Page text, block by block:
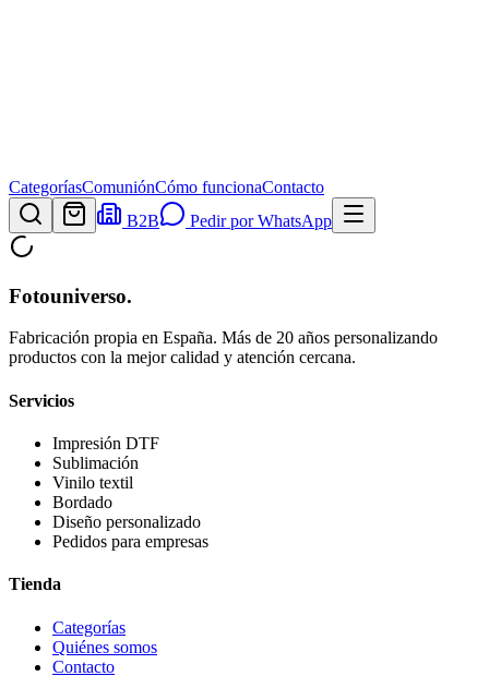
CategoríasComuniónCómo funcionaContacto
B2B
Pedir por WhatsApp
Fotouniverso.
Fabricación propia en España. Más de 20 años personalizando
productos con la mejor calidad y atención cercana.
Servicios
Impresión DTF
Sublimación
Vinilo textil
Bordado
Diseño personalizado
Pedidos para empresas
Tienda
Categorías
Quiénes somos
Contacto